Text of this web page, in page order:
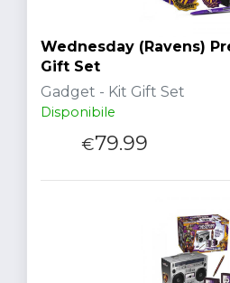
Wednesday (Ravens)
Gift Set
Gadget - Kit Gift Set
Disponibile
€79.99